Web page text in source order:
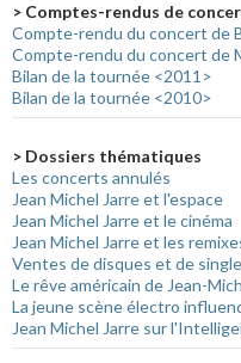
> Comptes-rendus de
Compte-rendu du concert de
Compte-rendu du concert de
Bilan de la tournée <2011>
Bilan de la tournée <2010>
> Dossiers thématiques
Les concerts annulés
Jean Michel Jarre et l'espace
Jean Michel Jarre et le cinéma
Jean Michel Jarre et les
Ventes de disques et de
Le rêve américain de Jean-
La jeune scène électro
Jean Michel Jarre sur